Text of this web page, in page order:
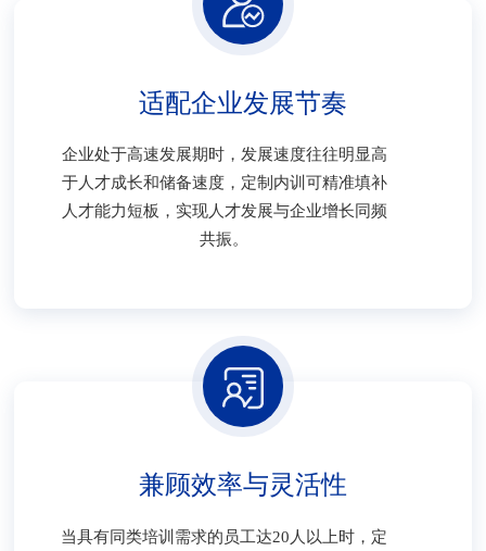
适配企业发展节奏
企业处于高速发展期时，发展速度往往明显高
于人才成长和储备速度，定制内训可精准填补
人才能力短板，实现人才发展与企业增长同频
共振。
兼顾效率与灵活性
当具有同类培训需求的员工达20人以上时，定